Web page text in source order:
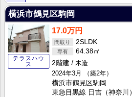
横浜市鶴見区駒岡
テラスハウ
ス
17.0万円
2SLDK
64.38㎡
2階建
木造
2024年3月
（築2年）
横浜市鶴見区駒岡
東急目黒線 日吉（神奈川